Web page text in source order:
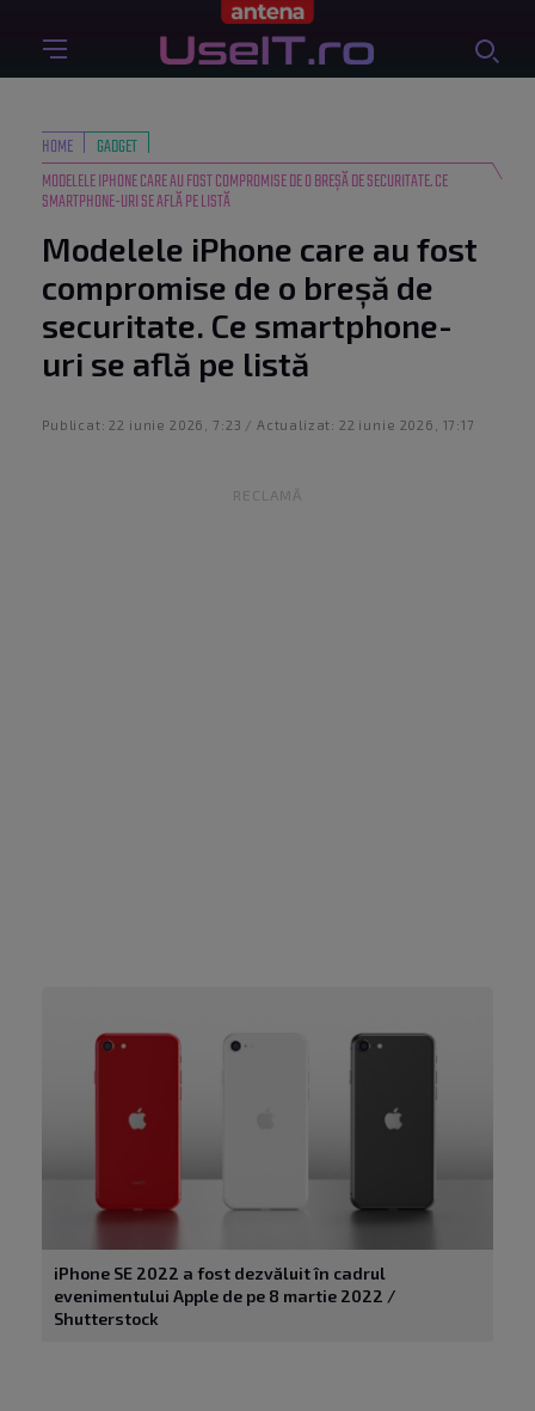
HOME
GADGET
MODELELE IPHONE CARE AU FOST COMPROMISE DE O BREȘĂ DE SECURITATE. CE
SMARTPHONE-URI SE AFLĂ PE LISTĂ
Modelele iPhone care au fost
compromise de o breșă de
securitate. Ce smartphone-
uri se află pe listă
Publicat: 22 iunie 2026, 7:23 / Actualizat: 22 iunie 2026, 17:17
RECLAMĂ
iPhone SE 2022 a fost dezvăluit în cadrul
evenimentului Apple de pe 8 martie 2022 /
Shutterstock